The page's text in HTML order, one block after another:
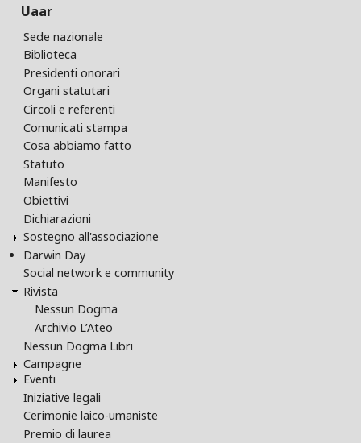
Uaar
Sede nazionale
Biblioteca
Presidenti onorari
Organi statutari
Circoli e referenti
Comunicati stampa
Cosa abbiamo fatto
Statuto
Manifesto
Obiettivi
Dichiarazioni
Sostegno all'associazione
Darwin Day
Social network e community
Rivista
Nessun Dogma
Archivio L’Ateo
Nessun Dogma Libri
Campagne
Eventi
Iniziative legali
Cerimonie laico-umaniste
Premio di laurea